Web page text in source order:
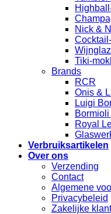
Nick &
Tiki-
Brands
RCR
Onis &
Luigi
Royal
Verbruiksartikelen
Over ons
Verzending
Contact
Algemene
Privacybeleid
Zakelijke